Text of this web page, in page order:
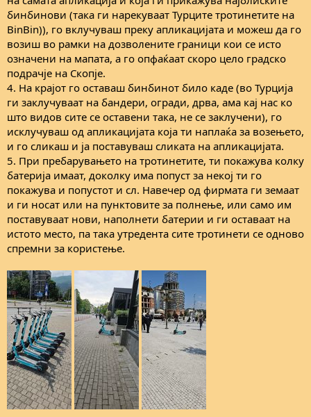
бинбинови (така ги нарекуваат Турците тротинетите на
BinBin)), го вклучуваш преку апликацијата и можеш да го
возиш во рамки на дозволените граници кои се исто
означени на мапата, а го опфаќаат скоро цело градско
подрачје на Скопје.
4. На крајот го оставаш бинбинот било каде (во Турција
ги заклучуваат на бандери, огради, дрва, ама кај нас ко
што видов сите се оставени така, не се заклучени), го
исклучуваш од апликацијата која ти наплаќа за возењето,
и го сликаш и ја поставуваш сликата на апликацијата.
5. При пребарувањето на тротинетите, ти покажува колку
батерија имаат, доколку има попуст за некој ти го
покажува и попустот и сл. Навечер од фирмата ги земаат
и ги носат или на пунктовите за полнење, или само им
поставуваат нови, наполнети батерии и ги оставаат на
истото место, па така утредента сите тротинети се одново
спремни за користење.